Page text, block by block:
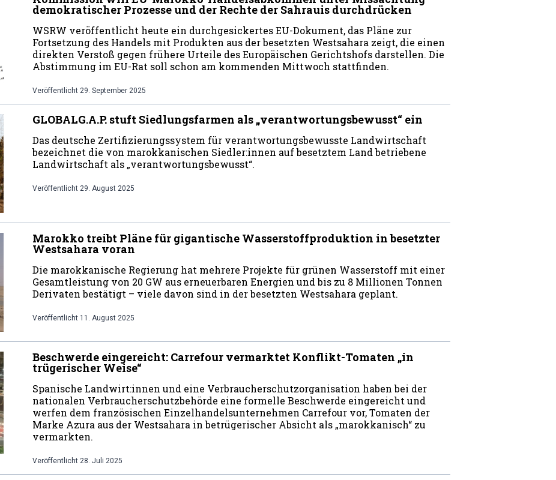
demokratischer Prozesse und der Rechte der Sahrauis durchdrücken
WSRW veröffentlicht heute ein durchgesickertes EU-Dokument, das Pläne zur
Fortsetzung des Handels mit Produkten aus der besetzten Westsahara zeigt, die einen
direkten Verstoß gegen frühere Urteile des Europäischen Gerichtshofs darstellen. Die
Abstimmung im EU-Rat soll schon am kommenden Mittwoch stattfinden.
Veröffentlicht 29. September 2025
GLOBALG.A.P. stuft Siedlungsfarmen als „verantwortungsbewusst“ ein
Das deutsche Zertifizierungssystem für verantwortungsbewusste Landwirtschaft
bezeichnet die von marokkanischen Siedler:innen auf besetztem Land betriebene
Landwirtschaft als „verantwortungsbewusst“.
Veröffentlicht 29. August 2025
Marokko treibt Pläne für gigantische Wasserstoffproduktion in besetzter
Westsahara voran
Die marokkanische Regierung hat mehrere Projekte für grünen Wasserstoff mit einer
Gesamtleistung von 20 GW aus erneuerbaren Energien und bis zu 8 Millionen Tonnen
Derivaten bestätigt – viele davon sind in der besetzten Westsahara geplant.
Veröffentlicht 11. August 2025
Beschwerde eingereicht: Carrefour vermarktet Konflikt-Tomaten „in
trügerischer Weise“
Spanische Landwirt:innen und eine Verbraucherschutzorganisation haben bei der
nationalen Verbraucherschutzbehörde eine formelle Beschwerde eingereicht und
werfen dem französischen Einzelhandelsunternehmen Carrefour vor, Tomaten der
Marke Azura aus der Westsahara in betrügerischer Absicht als „marokkanisch“ zu
vermarkten.
Veröffentlicht 28. Juli 2025